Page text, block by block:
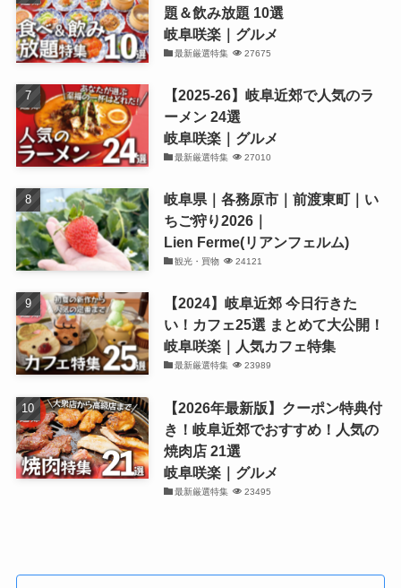
題＆飲み放題 10選
岐阜咲楽｜グルメ
最新厳選特集 27675
【2025-26】岐阜近郊で人気のラ
ーメン 24選
岐阜咲楽｜グルメ
最新厳選特集 27010
岐阜県｜各務原市｜前渡東町｜い
ちご狩り2026｜
Lien Ferme(リアンフェルム)
観光・買物 24121
【2024】岐阜近郊 今日行きた
い！カフェ25選 まとめて大公開！
岐阜咲楽｜人気カフェ特集
最新厳選特集 23989
【2026年最新版】クーポン特典付
き！岐阜近郊でおすすめ！人気の
焼肉店 21選
岐阜咲楽｜グルメ
最新厳選特集 23495